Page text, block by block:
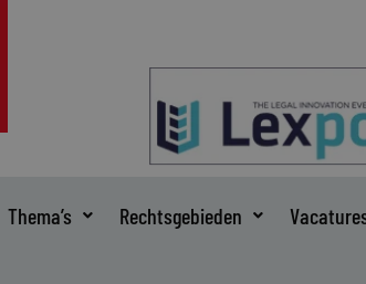
Thema’s Rechtsgebieden